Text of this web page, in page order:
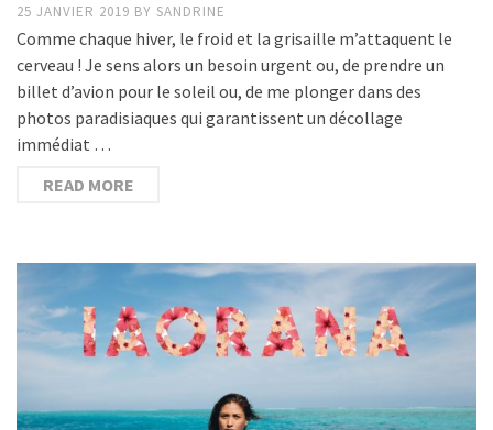
25 JANVIER 2019 BY SANDRINE
Comme chaque hiver, le froid et la grisaille m’attaquent le
cerveau ! Je sens alors un besoin urgent ou, de prendre un
billet d’avion pour le soleil ou, de me plonger dans des
photos paradisiaques qui garantissent un décollage
immédiat …
READ MORE